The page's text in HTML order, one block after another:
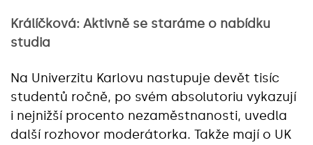
Králíčková: Aktivně se staráme o nabídku
studia
Na Univerzitu Karlovu nastupuje devět tisíc
studentů ročně, po svém absolutoriu vykazují
i nejnižší procento nezaměstnanosti, uvedla
další rozhovor moderátorka. Takže mají o UK